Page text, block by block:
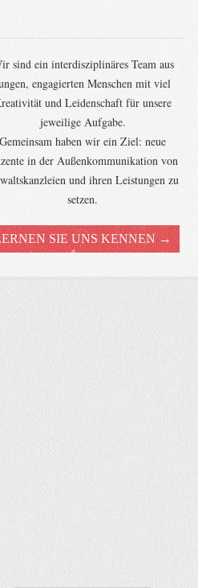
sind ein interdisziplinäres Team aus
engagierten Menschen mit viel
und Leidenschaft für unsere
jeweilige Aufgabe.
Gemeinsam haben wir ein Ziel: neue
in der Außenkommunikation von
und ihren Leistungen zu
setzen.
SIE UNS KENNEN →